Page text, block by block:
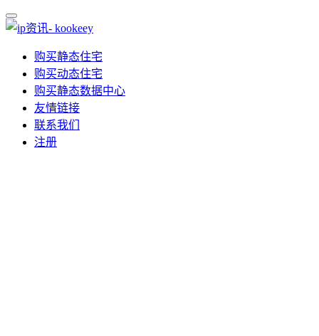
购买静态住宅
购买动态住宅
购买静态数据中心
友情链接
联系我们
注册